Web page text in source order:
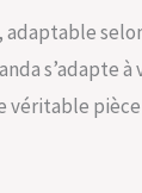
s’adapte à
pièce